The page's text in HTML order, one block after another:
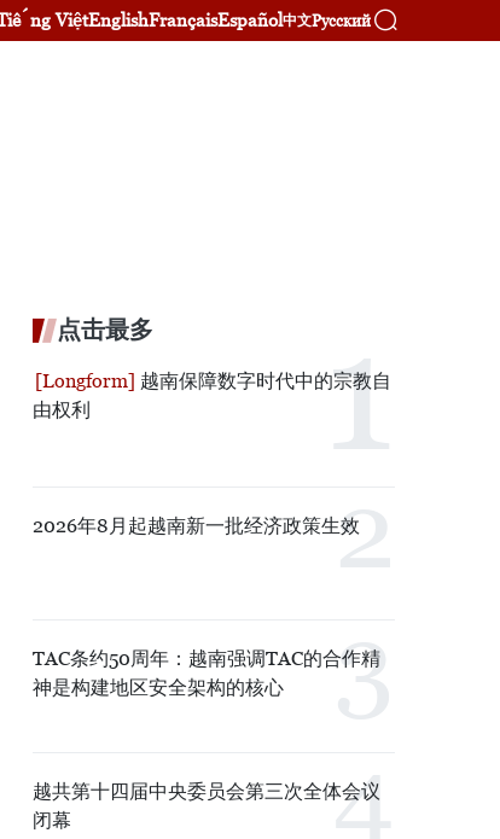
ViệtEnglishFrançaisEspañol中文Русский
点击最多
越南保障数字时代中的宗教自
由权利
2026年8月起越南新一批经济政策生效
TAC条约50周年：越南强调TAC的合作精
神是构建地区安全架构的核心
越共第十四届中央委员会第三次全体会议
闭幕